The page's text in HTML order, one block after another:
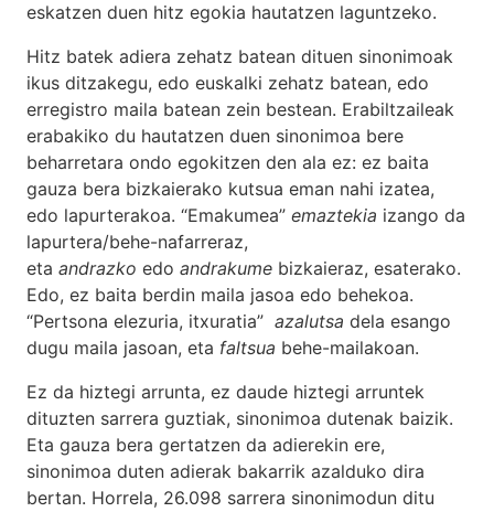
eskatzen duen hitz egokia hautatzen laguntzeko.
Hitz batek adiera zehatz batean dituen sinonimoak
ikus ditzakegu, edo euskalki zehatz batean, edo
erregistro maila batean zein bestean. Erabiltzaileak
erabakiko du hautatzen duen sinonimoa bere
beharretara ondo egokitzen den ala ez: ez baita
gauza bera bizkaierako kutsua eman nahi izatea,
edo lapurterakoa. “Emakumea” emaztekia izango da
lapurtera/behe-nafarreraz,
eta andrazko edo andrakume bizkaieraz, esaterako.
Edo, ez baita berdin maila jasoa edo behekoa.
“Pertsona elezuria, itxuratia” azalutsa dela esango
dugu maila jasoan, eta faltsua behe-mailakoan.
Ez da hiztegi arrunta, ez daude hiztegi arruntek
dituzten sarrera guztiak, sinonimoa dutenak baizik.
Eta gauza bera gertatzen da adierekin ere,
sinonimoa duten adierak bakarrik azalduko dira
bertan. Horrela, 26.098 sarrera sinonimodun ditu